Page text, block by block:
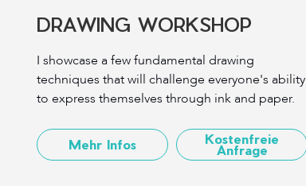
DRAWING WORKSHOP
I showcase a few fundamental drawing
techniques that will challenge everyone's ability
to express themselves through ink and paper.
Mehr Infos Kostenfreie
Anfrage